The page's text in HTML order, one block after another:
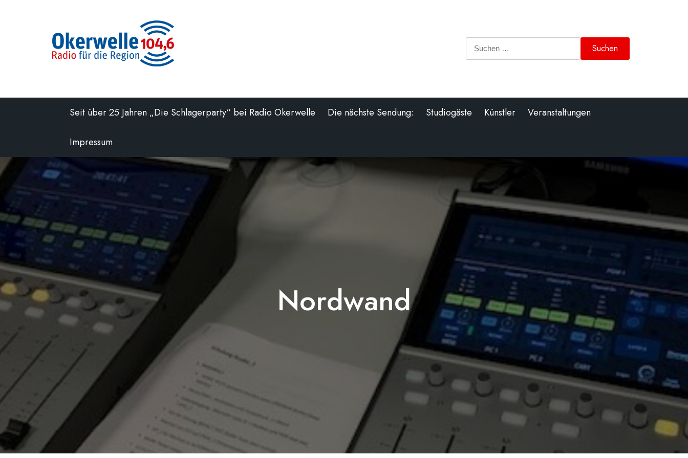
Suchen
nach:
Seit über 25 Jahren „Die Schlagerparty“ bei Radio Okerwelle Die nächste Sendung: Studiogäste Künstler Veranstaltungen
Impressum
Nordwand